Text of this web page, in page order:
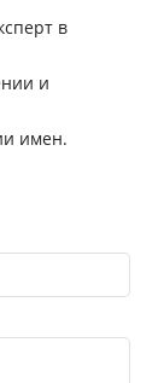
в
и
имен.